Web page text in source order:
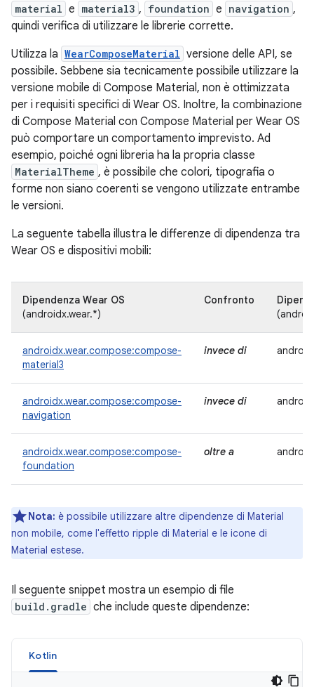
material e material3 , foundation e navigation ,
quindi verifica di utilizzare le librerie corrette.
Utilizza la WearComposeMaterial versione delle API, se
possibile. Sebbene sia tecnicamente possibile utilizzare la
versione mobile di Compose Material, non è ottimizzata
per i requisiti specifici di Wear OS. Inoltre, la combinazione
di Compose Material con Compose Material per Wear OS
può comportare un comportamento imprevisto. Ad
esempio, poiché ogni libreria ha la propria classe
MaterialTheme , è possibile che colori, tipografia o
forme non siano coerenti se vengono utilizzate entrambe
le versioni.
La seguente tabella illustra le differenze di dipendenza tra
Wear OS e dispositivi mobili:
Dipendenza Wear OS
(androidx.wear.*)
Confronto
androidx.wear.compose:compose-
material3
invece di
androidx.wear.compose:compose-
navigation
invece di
androidx.wear.compose:compose-
foundation
oltre a
Nota: è possibile utilizzare altre dipendenze di Material
non mobile, come l'effetto ripple di Material e le icone di
Material estese.
Il seguente snippet mostra un esempio di file
build.gradle che include queste dipendenze:
Kotlin